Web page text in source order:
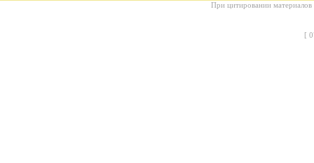
При цитировании материалов
[